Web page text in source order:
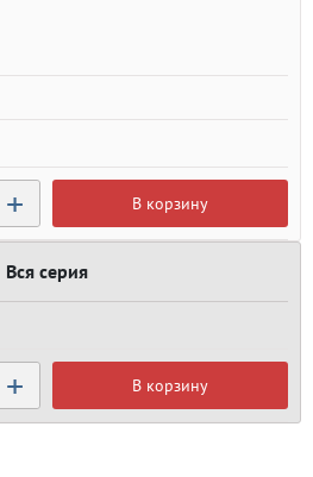
+ В корзину
Вся серия
+ В корзину